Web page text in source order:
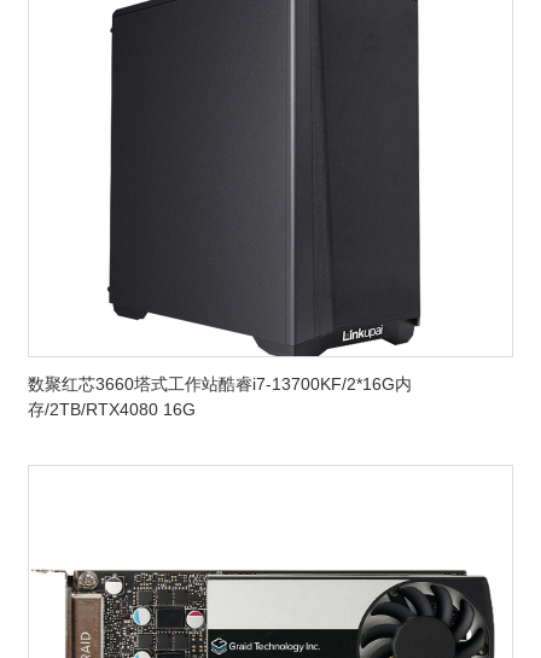
数聚红芯3660塔式工作站酷睿i7-13700KF/2*16G内
存/2TB/RTX4080 16G